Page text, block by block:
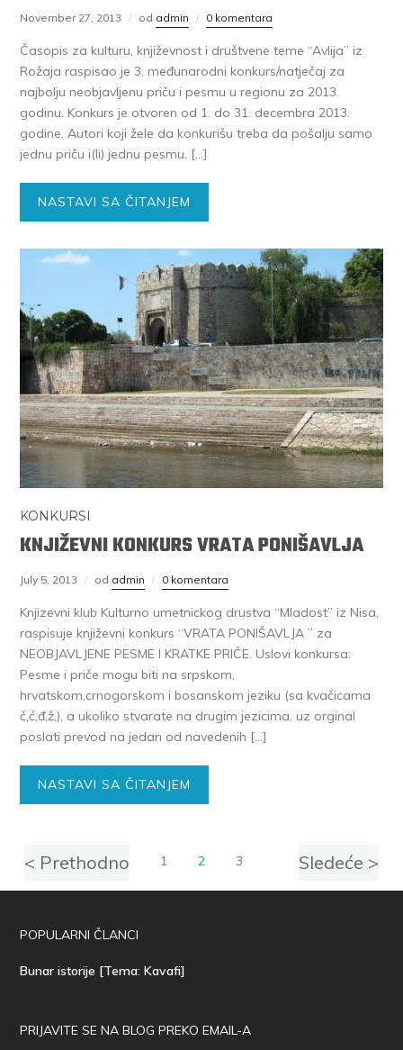
November 27, 2013 od admin 0 komentara
Časopis za kulturu, književnost i društvene teme “Avlija” iz
Rožaja raspisao je 3. međunarodni konkurs/natječaj za
najbolju neobjavljenu priču i pesmu u regionu za 2013.
godinu. Konkurs je otvoren od 1. do 31. decembra 2013.
godine. Autori koji žele da konkurišu treba da pošalju samo
jednu priču i(li) jednu pesmu. […]
NASTAVI SA ČITANJEM
KONKURSI
KNJIŽEVNI KONKURS VRATA PONIŠAVLJA
July 5, 2013 od admin 0 komentara
Knjizevni klub Kulturno umetnickog drustva “Mladost” iz Nisa,
raspisuje književni konkurs “VRATA PONIŠAVLJA ” za
NEOBJAVLJENE PESME I KRATKE PRIČE. Uslovi konkursa:
Pesme i priče mogu biti na srpskom,
hrvatskom,crnogorskom i bosanskom jeziku (sa kvačicama
č,ć,đ,ž,), a ukoliko stvarate na drugim jezicima, uz orginal
poslati prevod na jedan od navedenih […]
NASTAVI SA ČITANJEM
< Prethodno 1 2 3 Sledeće >
POPULARNI ČLANCI
Bunar istorije [Tema: Kavafi]
PRIJAVITE SE NA BLOG PREKO EMAIL-A